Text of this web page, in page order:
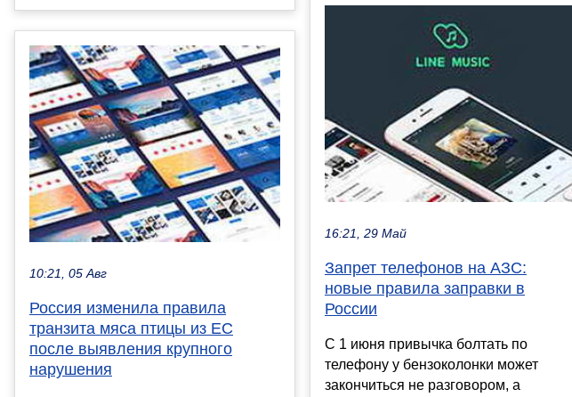
10:21, 05 Авг
Россия изменила правила
транзита мяса птицы из ЕС
после выявления крупного
нарушения
16:21, 29 Май
Запрет телефонов на АЗС:
новые правила заправки в
России
С 1 июня привычка болтать по
телефону у бензоколонки может
закончиться не разговором, а